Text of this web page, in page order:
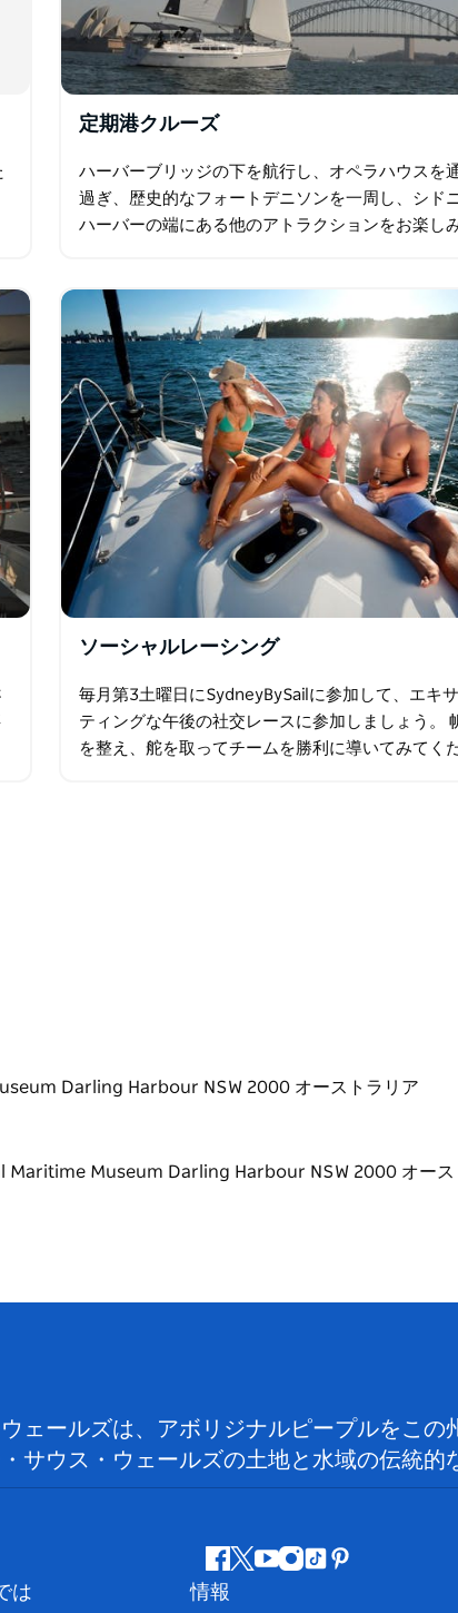
定期港クルーズ
ハーバーブリッジの下を航行し、オペラハウスを
過ぎ、歴史的なフォートデニソンを一周し、シド
ハーバーの端にある他のアトラクションをお楽し
は…
ソーシャルレーシング
毎月第3土曜日にSydneyBySailに参加して、エキ
ティングな午後の社交レースに参加しましょう。
を整え、舵を取ってチームを勝利に導いてみてく
Darling Harbour NSW 2000 オーストラリア
ェールズは、アボリジナルピープルをこ
サウス・ウェールズの土地と水域の伝統的
フ
ェ
ツ ユ イ テ
ピ
は 情報